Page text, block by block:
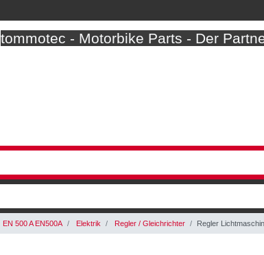
tommotec - Motorbike Parts - Der
EN 500 A EN500A Elektrik Regler / Gleichrichter Regler